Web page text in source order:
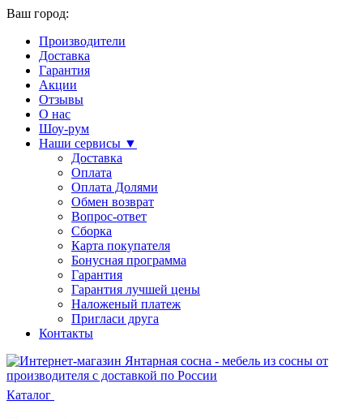
Ваш город:
Производители
Доставка
Гарантия
Акции
Отзывы
О нас
Шоу-рум
Наши сервисы ▼
Доставка
Оплата
Оплата Долями
Обмен возврат
Вопрос-ответ
Сборка
Карта покупателя
Бонусная программа
Гарантия
Гарантия лучшей цены
Наложеный платеж
Пригласи друга
Контакты
Каталог